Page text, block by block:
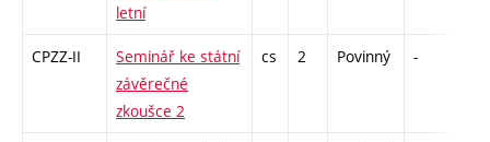
letní
CPZZ-II
Seminář ke státní
závěrečné
zkoušce 2
cs 2 Povinný -